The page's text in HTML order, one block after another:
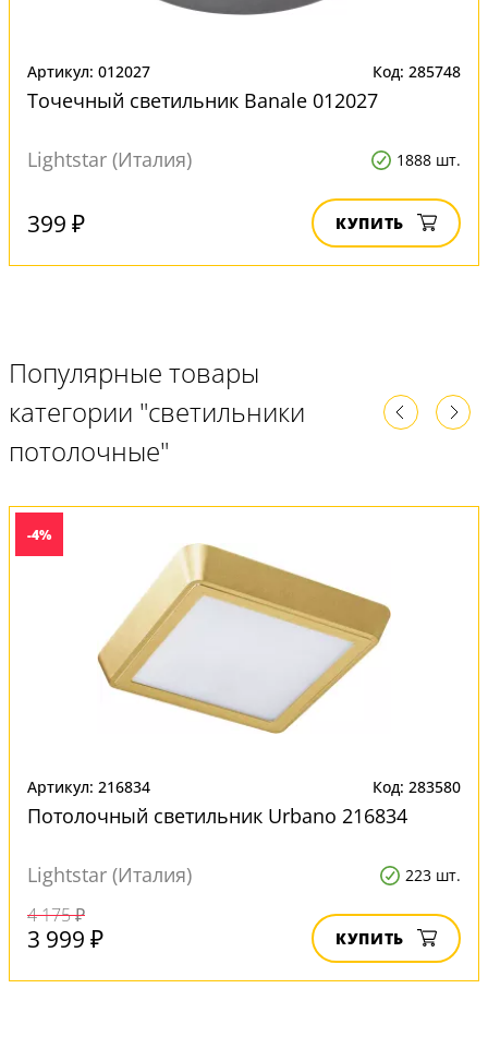
Артикул: 012027 Код: 285748
Точечный светильник Banale 012027
Lightstar (Италия) 1888 шт.
399 ₽ КУПИТЬ
Популярные товары
категории "светильники
потолочные"
-4%
Артикул: 216834 Код: 283580
Потолочный светильник Urbano 216834
Lightstar (Италия) 223 шт.
4 175 ₽
3 999 ₽ КУПИТЬ